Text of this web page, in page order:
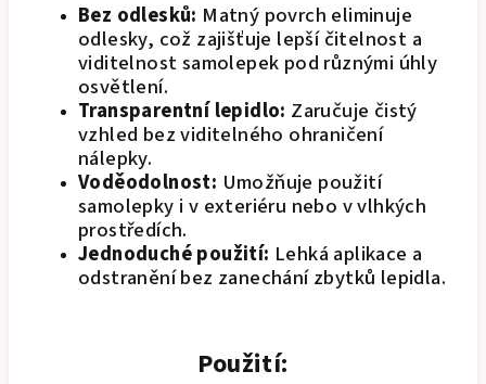
Bez odlesků: Matný povrch eliminuje
odlesky, což zajišťuje lepší čitelnost a
viditelnost samolepek pod různými úhly
osvětlení.
Transparentní lepidlo: Zaručuje čistý
vzhled bez viditelného ohraničení
nálepky.
Voděodolnost: Umožňuje použití
samolepky i v exteriéru nebo v vlhkých
prostředích.
Jednoduché použití: Lehká aplikace a
odstranění bez zanechání zbytků lepidla.
Použití: